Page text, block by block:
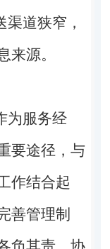
道狭窄，
来源。
为服务经
要途径，与
作结合起
善管理制